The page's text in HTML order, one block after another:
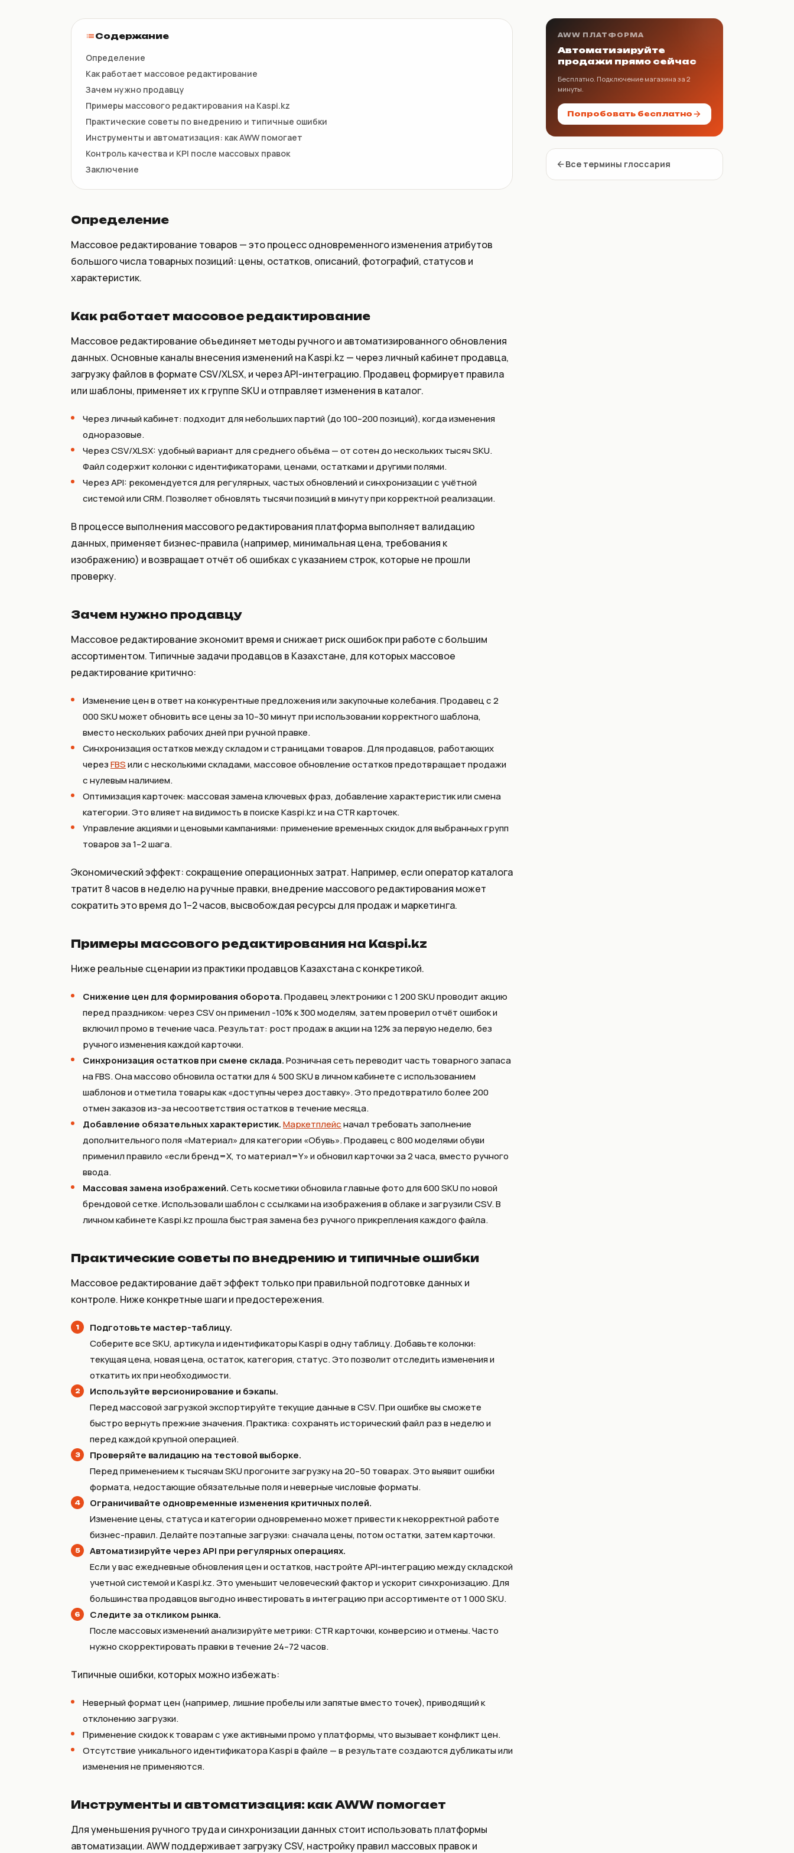
Регистрация товаров до 1
Содержание
Определение
Как работает массовое редактирование
Зачем нужно продавцу
Примеры массового редактирования на Kaspi.kz
Практические советы по внедрению и типичные ошибки
Инструменты и автоматизация: как AWW помогает
Контроль качества и KPI после массовых правок
Заключение
Определение
Массовое редактирование товаров — это процесс одновременного изменения атрибутов
большого числа товарных позиций: цены, остатков, описаний, фотографий, статусов и
характеристик.
Как работает массовое редактирование
Массовое редактирование объединяет методы ручного и автоматизированного обновления
данных. Основные каналы внесения изменений на Kaspi.kz — через личный кабинет продавца,
загрузку файлов в формате CSV/XLSX, и через API-интеграцию. Продавец формирует правила
или шаблоны, применяет их к группе SKU и отправляет изменения в каталог.
Через личный кабинет: подходит для небольших партий (до 100–200 позиций), когда изменения
одноразовые.
Через CSV/XLSX: удобный вариант для среднего объёма — от сотен до нескольких тысяч SKU.
Файл содержит колонки с идентификаторами, ценами, остатками и другими полями.
Через API: рекомендуется для регулярных, частых обновлений и синхронизации с учётной
системой или CRM. Позволяет обновлять тысячи позиций в минуту при корректной реализации.
В процессе выполнения массового редактирования платформа выполняет валидацию
данных, применяет бизнес-правила (например, минимальная цена, требования к
изображению) и возвращает отчёт об ошибках с указанием строк, которые не прошли
проверку.
Зачем нужно продавцу
Массовое редактирование экономит время и снижает риск ошибок при работе с большим
ассортиментом. Типичные задачи продавцов в Казахстане, для которых массовое
редактирование критично:
Изменение цен в ответ на конкурентные предложения или закупочные колебания. Продавец с 2
000 SKU может обновить все цены за 10–30 минут при использовании корректного шаблона,
вместо нескольких рабочих дней при ручной правке.
Синхронизация остатков между складом и страницами товаров. Для продавцов, работающих
черезFBSили с несколькими складами, массовое обновление остатков предотвращает продажи
с нулевым наличием.
Оптимизация карточек: массовая замена ключевых фраз, добавление характеристик или смена
категории. Это влияет на видимость в поиске Kaspi.kz и на CTR карточек.
Управление акциями и ценовыми кампаниями: применение временных скидок для выбранных групп
товаров за 1–2 шага.
Экономический эффект: сокращение операционных затрат. Например, если оператор каталога
тратит 8 часов в неделю на ручные правки, внедрение массового редактирования может
сократить это время до 1–2 часов, высвобождая ресурсы для продаж и маркетинга.
Примеры массового редактирования на Kaspi.kz
Ниже реальные сценарии из практики продавцов Казахстана с конкретикой.
Снижение цен для формирования оборота.Продавец электроники с 1 200 SKU проводит акцию
перед праздником: через CSV он применил -10% к 300 моделям, затем проверил отчёт ошибок и
включил промо в течение часа. Результат: рост продаж в акции на 12% за первую неделю, без
ручного изменения каждой карточки.
Синхронизация остатков при смене склада.Розничная сеть переводит часть товарного запаса
на FBS. Она массово обновила остатки для 4 500 SKU в личном кабинете с использованием
шаблонов и отметила товары как «доступны через доставку». Это предотвратило более 200
отмен заказов из-за несоответствия остатков в течение месяца.
Добавление обязательных характеристик.Маркетплейсначал требовать заполнение
дополнительного поля «Материал» для категории «Обувь». Продавец с 800 моделями обуви
применил правило «если бренд=X, то материал=Y» и обновил карточки за 2 часа, вместо ручного
ввода.
Массовая замена изображений.Сеть косметики обновила главные фото для 600 SKU по новой
брендовой сетке. Использовали шаблон с ссылками на изображения в облаке и загрузили CSV. В
личном кабинете Kaspi.kz прошла быстрая замена без ручного прикрепления каждого файла.
Практические советы по внедрению и типичные ошибки
Массовое редактирование даёт эффект только при правильной подготовке данных и
контроле. Ниже конкретные шаги и предостережения.
Подготовьте мастер-таблицу.
Соберите все SKU, артикула и идентификаторы Kaspi в одну таблицу. Добавьте колонки:
текущая цена, новая цена, остаток, категория, статус. Это позволит отследить изменения и
откатить их при необходимости.
Используйте версионирование и бэкапы.
Перед массовой загрузкой экспортируйте текущие данные в CSV. При ошибке вы сможете
быстро вернуть прежние значения. Практика: сохранять исторический файл раз в неделю и
перед каждой крупной операцией.
Проверяйте валидацию на тестовой выборке.
Перед применением к тысячам SKU прогоните загрузку на 20–50 товарах. Это выявит ошибки
формата, недостающие обязательные поля и неверные числовые форматы.
Ограничивайте одновременные изменения критичных полей.
Изменение цены, статуса и категории одновременно может привести к некорректной работе
бизнес-правил. Делайте поэтапные загрузки: сначала цены, потом остатки, затем карточки.
Автоматизируйте через API при регулярных операциях.
Если у вас ежедневные обновления цен и остатков, настройте API-интеграцию между складской
учетной системой и Kaspi.kz. Это уменьшит человеческий фактор и ускорит синхронизацию. Для
большинства продавцов выгодно инвестировать в интеграцию при ассортименте от 1 000 SKU.
Следите за откликом рынка.
После массовых изменений анализируйте метрики: CTR карточки, конверсию и отмены. Часто
нужно скорректировать правки в течение 24–72 часов.
Типичные ошибки, которых можно избежать:
Неверный формат цен (например, лишние пробелы или запятые вместо точек), приводящий к
отклонению загрузки.
Применение скидок к товарам с уже активными промо у платформы, что вызывает конфликт цен.
Отсутствие уникального идентификатора Kaspi в файле — в результате создаются дубликаты или
изменения не применяются.
Инструменты и автоматизация: как AWW помогает
Для уменьшения ручного труда и синхронизации данных стоит использовать платформы
автоматизации. AWW поддерживает загрузку CSV, настройку правил массовых правок и
AWW ПЛАТФОРМА
Автоматизируйте
продажи прямо сейчас
Бесплатно. Подключение магазина за 2
минуты.
Попробовать бесплатно
Все термины глоссария